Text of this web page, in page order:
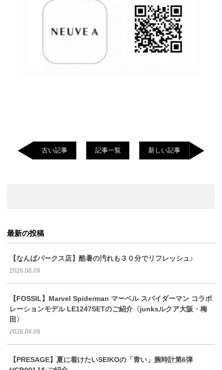
古い記事 記事一覧 新しい記事
最新の投稿
【なんばパークス店】酷暑の汚れも３０分でリフレッシュ♪
2026.08.09
【FOSSIL】Marvel Spiderman マーベル スパイダーマン コラボ
レーションモデル LE1247SETのご紹介〈junksルクア大阪・梅
田〉
2026.08.09
【PRESAGE】夏に着けたいSEIKOの「青い」腕時計第6弾